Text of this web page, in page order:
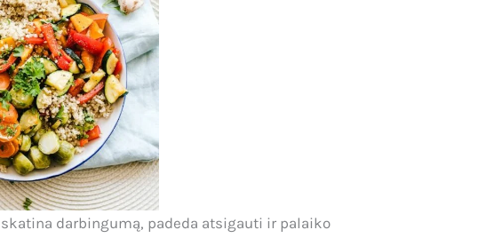
darbingumą, padeda atsigauti ir palaiko